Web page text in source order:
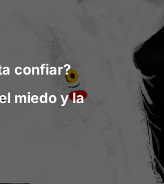
confiar?
miedo y la